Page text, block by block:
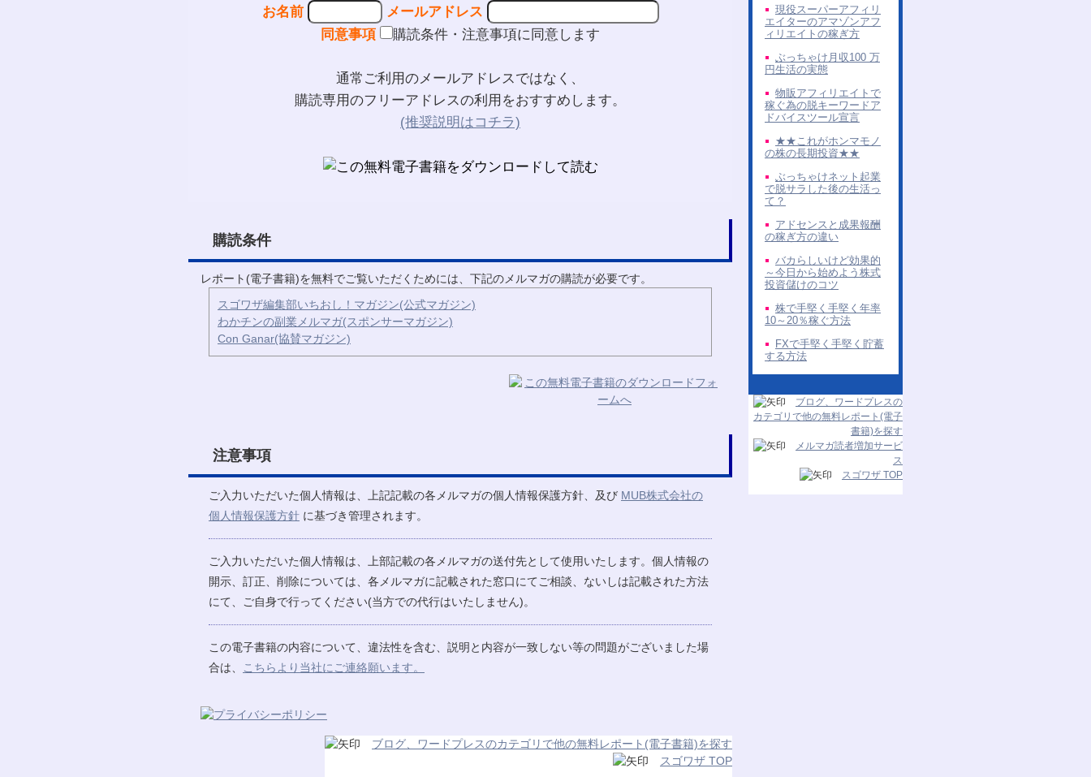
お名前
メールアドレス
同意事項
購読条件・注意事項に同意します
通常ご利用のメールアドレスではなく、
購読専用のフリーアドレスの利用をおすすめします。
(推奨説明はコチラ)
購読条件
レポート(電子書籍)を無料でご覧いただくためには、下記のメルマガの購読が必要です。
スゴワザ編集部いちおし！マガジン(公式マガジン)
わかチンの副業メルマガ(スポンサーマガジン)
Con Ganar(協賛マガジン)
注意事項
ご入力いただいた個人情報は、上記記載の各メルマガの個人情報保護方針、及び MUB株式会社の
個人情報保護方針 に基づき管理されます。
ご入力いただいた個人情報は、上部記載の各メルマガの送付先として使用いたします。個人情報の
開示、訂正、削除については、各メルマガに記載された窓口にてご相談、ないしは記載された方法
にて、ご自身で行ってください(当方での代行はいたしません)。
この電子書籍の内容について、違法性を含む、説明と内容が一致しない等の問題がございました場
合は、
こちらより当社にご連絡願います。
ブログ、ワードプレスのカテゴリで他の無料レポート(電子書籍)を探す
スゴワザ TOP
現役スーパーアフィリ
エイターのアマゾンアフ
ィリエイトの稼ぎ方
ぶっちゃけ月収100 万
円生活の実態
物販アフィリエイトで
稼ぐ為の脱キーワードア
ドバイスツール宣言
★★これがホンマモノ
の株の長期投資★★
ぶっちゃけネット起業
で脱サラした後の生活っ
て？
アドセンスと成果報酬
の稼ぎ方の違い
バカらしいけど効果的
～今日から始めよう株式
投資儲けのコツ
株で手堅く手堅く年率
10～20％稼ぐ方法
FXで手堅く手堅く貯蓄
する方法
ブログ、ワードプレスの
カテゴリで他の無料レポート(電子
書籍)を探す
メルマガ読者増加サービ
ス
スゴワザ TOP